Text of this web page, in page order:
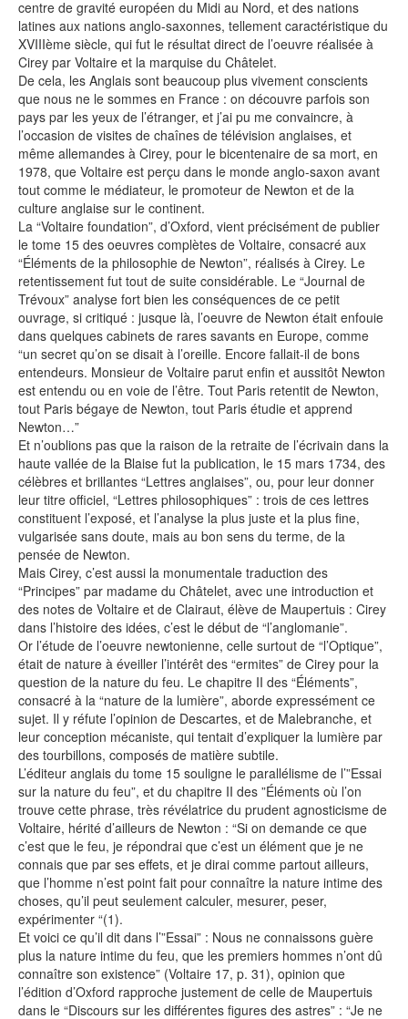
centre de gravité européen du Midi au Nord, et des nations
latines aux nations anglo-saxonnes, tellement caractéristique du
XVIIIème siècle, qui fut le résultat direct de l’oeuvre réalisée à
Cirey par Voltaire et la marquise du Châtelet.
De cela, les Anglais sont beaucoup plus vivement conscients
que nous ne le sommes en France : on découvre parfois son
pays par les yeux de l’étranger, et j’ai pu me convaincre, à
l’occasion de visites de chaînes de télévision anglaises, et
même allemandes à Cirey, pour le bicentenaire de sa mort, en
1978, que Voltaire est perçu dans le monde anglo-saxon avant
tout comme le médiateur, le promoteur de Newton et de la
culture anglaise sur le continent.
La “Voltaire foundation”, d’Oxford, vient précisément de publier
le tome 15 des oeuvres complètes de Voltaire, consacré aux
“Éléments de la philosophie de Newton”, réalisés à Cirey. Le
retentissement fut tout de suite considérable. Le “Journal de
Trévoux” analyse fort bien les conséquences de ce petit
ouvrage, si critiqué : jusque là, l’oeuvre de Newton était enfouie
dans quelques cabinets de rares savants en Europe, comme
“un secret qu’on se disait à l’oreille. Encore fallait-il de bons
entendeurs. Monsieur de Voltaire parut enfin et aussitôt Newton
est entendu ou en voie de l’être. Tout Paris retentit de Newton,
tout Paris bégaye de Newton, tout Paris étudie et apprend
Newton…”
Et n’oublions pas que la raison de la retraite de l’écrivain dans la
haute vallée de la Blaise fut la publication, le 15 mars 1734, des
célèbres et brillantes “Lettres anglaises”, ou, pour leur donner
leur titre officiel, “Lettres philosophiques” : trois de ces lettres
constituent l’exposé, et l’analyse la plus juste et la plus fine,
vulgarisée sans doute, mais au bon sens du terme, de la
pensée de Newton.
Mais Cirey, c’est aussi la monumentale traduction des
“Principes” par madame du Châtelet, avec une introduction et
des notes de Voltaire et de Clairaut, élève de Maupertuis : Cirey
dans l’histoire des idées, c’est le début de “l’anglomanie”.
Or l’étude de l’oeuvre newtonienne, celle surtout de “l’Optique”,
était de nature à éveiller l’intérêt des “ermites” de Cirey pour la
question de la nature du feu. Le chapitre II des “Éléments”,
consacré à la “nature de la lumière”, aborde expressément ce
sujet. Il y réfute l’opinion de Descartes, et de Malebranche, et
leur conception mécaniste, qui tentait d’expliquer la lumière par
des tourbillons, composés de matière subtile.
L’éditeur anglais du tome 15 souligne le parallélisme de l’”Essai
sur la nature du feu”, et du chapitre II des ”Éléments où l’on
trouve cette phrase, très révélatrice du prudent agnosticisme de
Voltaire, hérité d’ailleurs de Newton : “Si on demande ce que
c’est que le feu, je répondrai que c’est un élément que je ne
connais que par ses effets, et je dirai comme partout ailleurs,
que l’homme n’est point fait pour connaître la nature intime des
choses, qu’il peut seulement calculer, mesurer, peser,
expérimenter “(1).
Et voici ce qu’il dit dans l’”Essai” : Nous ne connaissons guère
plus la nature intime du feu, que les premiers hommes n’ont dû
connaître son existence” (Voltaire 17, p. 31), opinion que
l’édition d’Oxford rapproche justement de celle de Maupertuis
dans le “Discours sur les différentes figures des astres” : “Je ne